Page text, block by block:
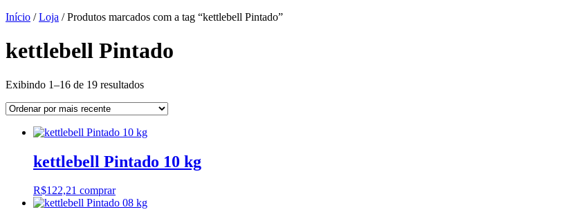
Início /Loja / Produtos marcados com a tag “kettlebell Pintado”
kettlebell Pintado
Exibindo 1–16 de 19 resultadosClassificado
mais
kettlebell Pintado 10 kg
R$122,21 comprar